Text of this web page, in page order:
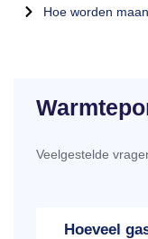
Hoe worden
Veelgestelde
Hoeveel